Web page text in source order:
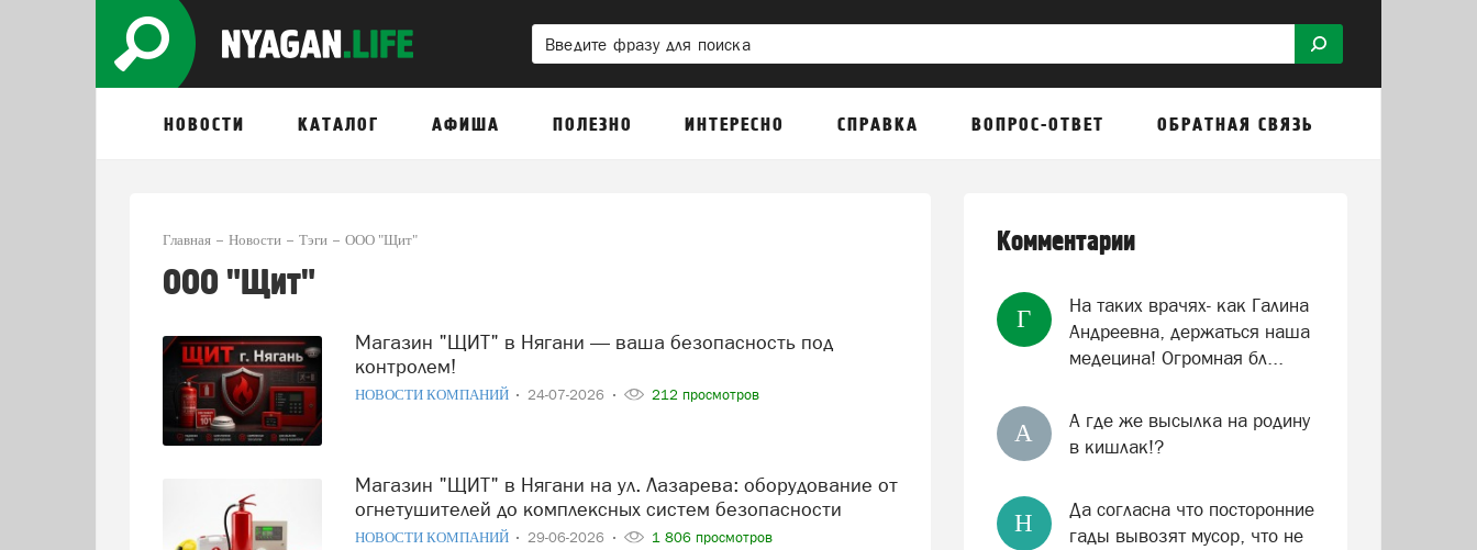
НОВОСТИ КАТАЛОГ АФИША ПОЛЕЗНО ИНТЕРЕСНО СПРАВКА ВОПРОС-ОТВЕТ ОБРАТНАЯ СВЯЗЬ
Главная Новости Тэги ООО "Щит"
ООО "Щит"
Магазин "ЩИТ" в Нягани — ваша безопасность под
контролем!
НОВОСТИ КОМПАНИЙ 24-07-2026 212 просмотров
Магазин "ЩИТ" в Нягани на ул. Лазарева: оборудование от
огнетушителей до комплексных систем безопасности
НОВОСТИ КОМПАНИЙ 29-06-2026 1 806 просмотров
Комментарии
Г
На таких врачях- как Галина
Андреевна, держаться наша
медецина! Огромная бл...
А
А где же высылка на родину
в кишлак!?
Н
Да согласна что посторонние
гады вывозят мусор, что не